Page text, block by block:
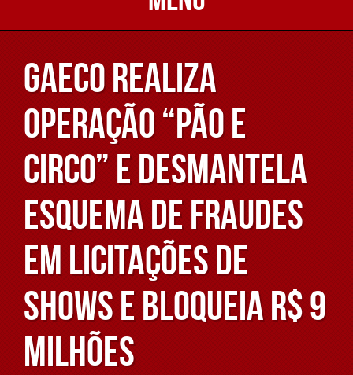
Gaeco realiza
Operação “Pão e
Circo” e desmantela
esquema de fraudes
em licitações de
shows e bloqueia R$ 9
milhões